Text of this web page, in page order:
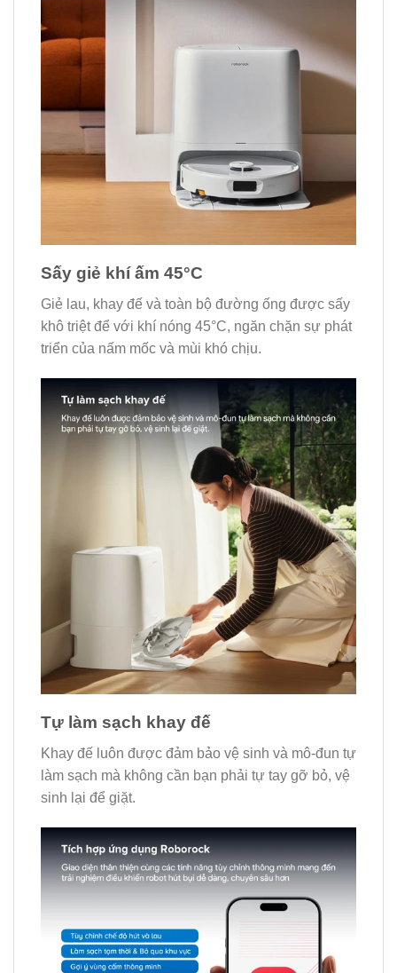
Sấy giẻ khí ấm 45°C
Giẻ lau, khay đế và toàn bộ đường ống được sấy
khô triệt để với khí nóng 45°C, ngăn chặn sự phát
triển của nấm mốc và mùi khó chịu.
Tự làm sạch khay đế
Khay đế luôn được đảm bảo vệ sinh và mô-đun tự
làm sạch mà không cần bạn phải tự tay gỡ bỏ, vệ
sinh lại để giặt.